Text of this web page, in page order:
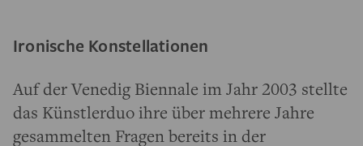
Ironische Konstellationen
Auf der Venedig Biennale im Jahr 2003 stellte
das Künstlerduo ihre über mehrere Jahre
gesammelten Fragen bereits in der